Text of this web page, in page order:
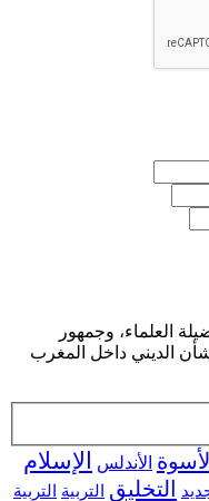
وجمهور
داخل المغرب
الأندلس الإسلام
التربية
التربية